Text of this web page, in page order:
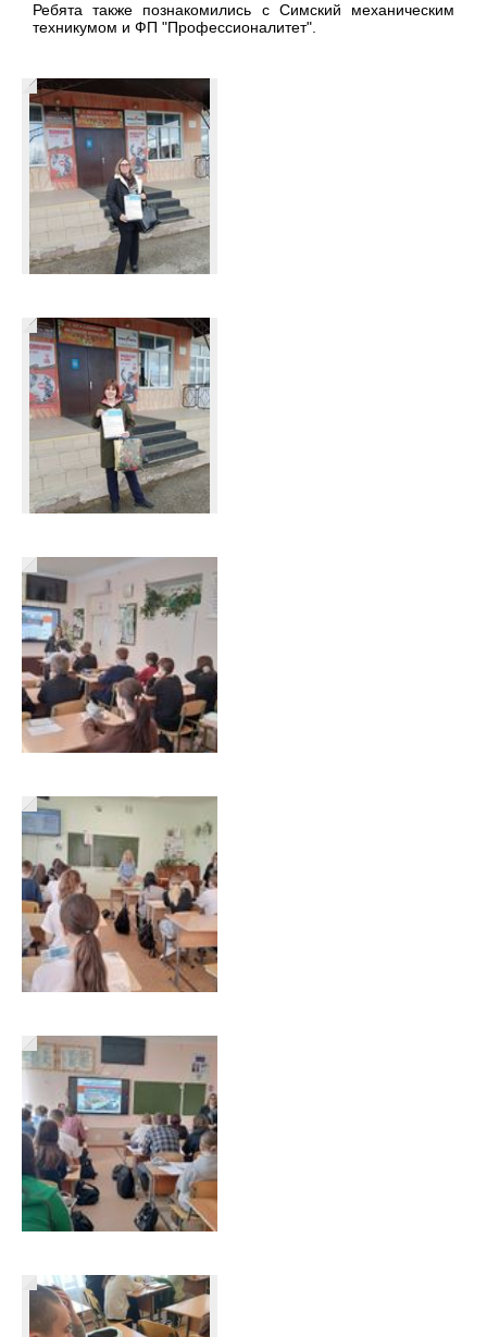
Ребята также познакомились с Симский механическим
техникумом и ФП "Профессионалитет".